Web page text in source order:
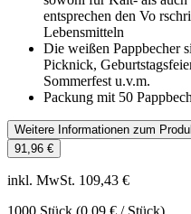
entsprechen den Vo
Lebensmitteln
Die weißen Pappbecher
Picknick,
Sommerfest u.v.m.
Packung mit 50
Weitere Informationen zum
91,96 €
inkl. MwSt. 109,43 €
1000 Stück (0,09 € / Stück)